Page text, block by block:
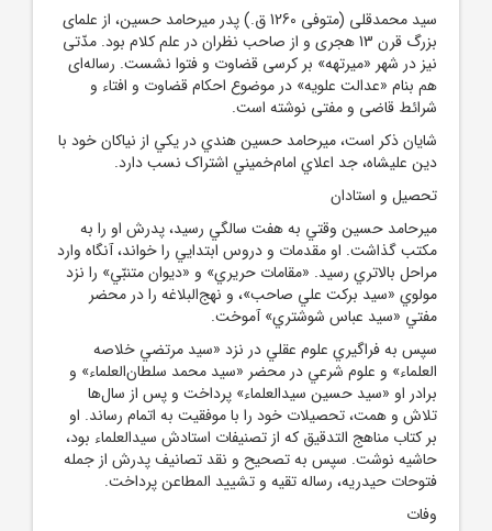
سيد محمدقلى (متوفى 1260 ق.) پدر ميرحامد حسين، از علماى
بزرگ قرن 13 هجرى و از صاحب نظران در علم کلام بود. مدّتى
نيز در شهر «ميرتهه» بر کرسى قضاوت و فتوا نشست. رساله‌اى
هم بنام «عدالت علويه» در موضوع احکام قضاوت و افتاء و
شرائط قاضى و مفتى نوشته است.
شايان ذکر است، ميرحامد حسين هندي در يکي از نياکان خود با
دين عليشاه، جد اعلاي امام‌خميني اشتراک نسب دارد.
تحصيل و استادان
ميرحامد حسين وقتي به هفت سالگي رسيد، پدرش او را به
مکتب گذاشت. او مقدمات و دروس ابتدايي را خواند، آنگاه وارد
مراحل بالاتري رسيد. «مقامات حريري» و «ديوان متنبّي» را نزد
مولوي «سيد برکت علي صاحب»، و نهج‌البلاغه را در محضر
مفتي «سيد عباس شوشتري» آموخت.
سپس به فراگيري علوم عقلي در نزد «سيد مرتضي خلاصه
العلماء» و علوم شرعي در محضر «سيد محمد سلطان‌العلماء» و
برادر او «سيد حسين سيدالعلماء» پرداخت و پس از سال‌ها
تلاش و همت، تحصيلات خود را با موفقيت به اتمام رساند. او
بر کتاب مناهج التدقيق که از تصنيفات استادش سيدالعلماء بود،
حاشيه نوشت. سپس به تصحيح و نقد تصانيف پدرش از جمله
فتوحات حيدريه، رساله تقيه و تشييد المطاعن پرداخت.
وفات